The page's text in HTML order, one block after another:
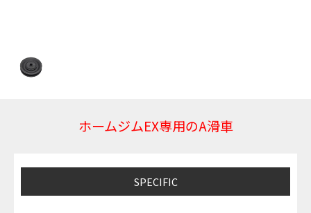
ホームジムEX専用のA滑車
SPECIFIC